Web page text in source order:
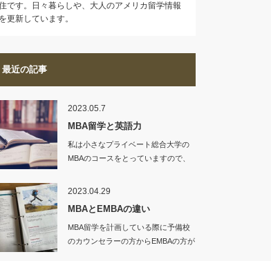
です。日々暮らしや、大人のアメリカ留学情報
を更新しています。
最近の記事
2023.05.7
MBA留学と英語力
私は小さなプライベート総合大学の
MBAのコースをとっていますので、
2023.04.29
MBAとEMBAの違い
MBA留学を計画している際に予備校
のカウンセラーの方からEMBAの方が